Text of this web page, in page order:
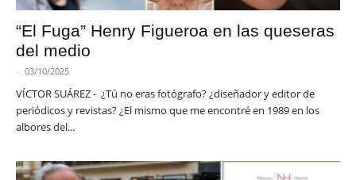
“El Fuga” Henry Figueroa en las queseras
del medio
- 03/10/2025
VÍCTOR SUÁREZ - ¿Tú no eras fotógrafo? ¿diseñador y editor de
periódicos y revistas? ¿El mismo que me encontré en 1989 en los
albores del...